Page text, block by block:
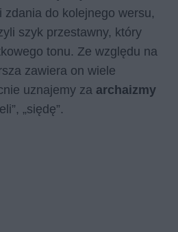
zdania do kolejnego wersu,
szyk przestawny, który
tonu. Ze względu na
zawiera on wiele
uznajemy za archaizmy
„siędę”.